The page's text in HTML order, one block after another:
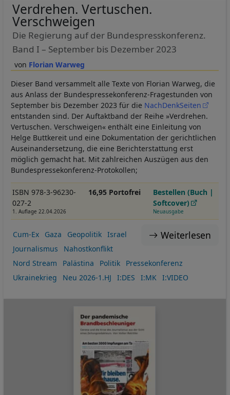
Florian Warweg
Verdrehen. Vertuschen.
Verschweigen
Die Regierung auf der Bundespresskonferenz.
Band I – September bis Dezember 2023
Dieser Band versammelt alle Texte von Florian Warweg, die
aus Anlass der Bundespressekonferenz-Fragestunden von
September bis Dezember 2023 für die NachDenkSeiten
entstanden sind. Der Auftaktband der Reihe »Verdrehen.
Vertuschen. Verschweigen« enthält eine Einleitung von
Helge Buttkereit und eine Dokumentation der gerichtlichen
Auseinandersetzung, die eine Berichterstattung erst
möglich gemacht hat. Mit zahlreichen Auszügen aus den
Bundespressekonferenz-Protokollen;
ISBN 978-3-96230-
027-2
1. Auflage 22.04.2026
16,95 Portofrei
Bestellen (Buch |
Softcover)
Neuausgabe
Weiterlesen
Cum-Ex Gaza Geopolitik
Israel
Journalismus
Nahostkonflikt
Nord Stream
Palästina Politik
Pressekonferenz
Ukrainekrieg
Neu 2026-1.HJ I:DES I:MK I:VIDEO